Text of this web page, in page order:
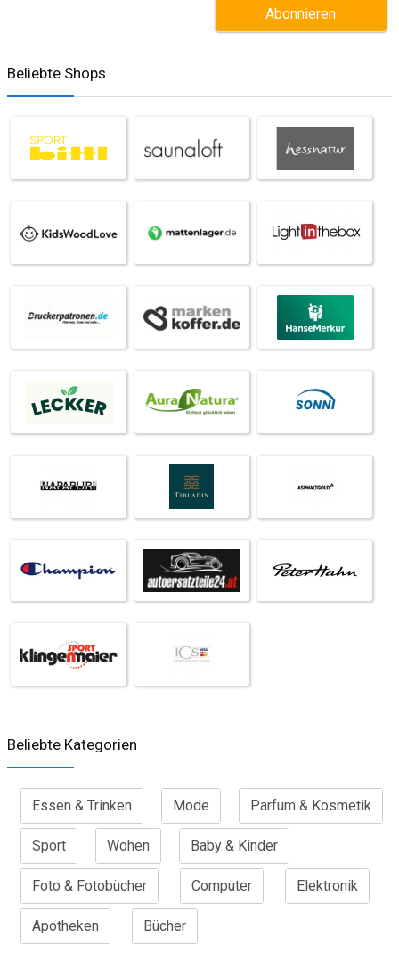
Beliebte Shops
Beliebte Kategorien
Essen & Trinken Mode Parfum & Kosmetik
Sport Wohen Baby & Kinder
Foto & Fotobücher Computer Elektronik
Apotheken Bücher